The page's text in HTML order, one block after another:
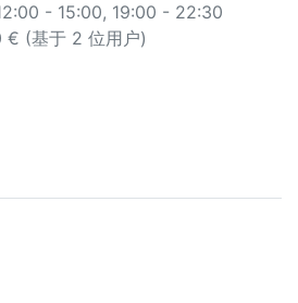
- 15:00, 19:00 - 22:30
€ (基于 2 位用户)